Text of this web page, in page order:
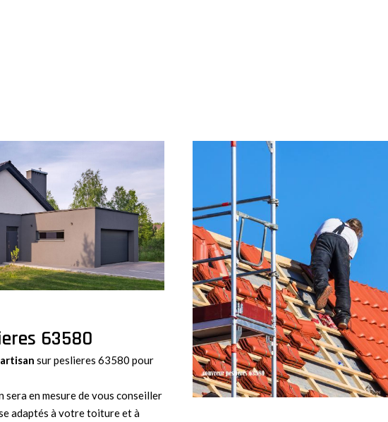
63580
sur peslieres 63580 pour
en mesure de vous conseiller
adaptés à votre toiture et à